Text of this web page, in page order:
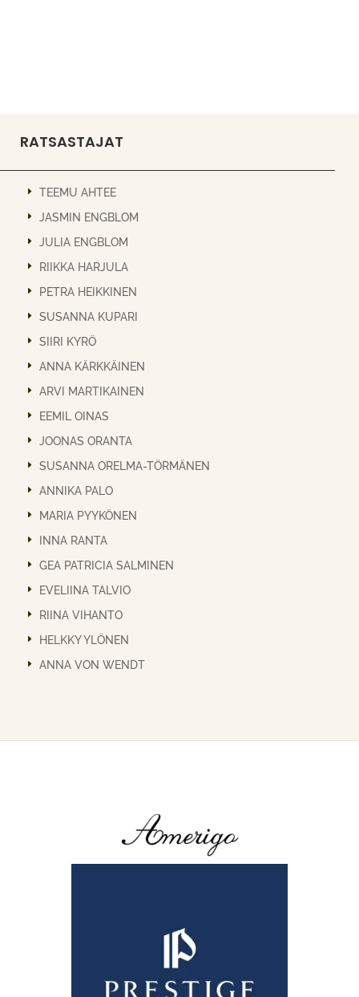
RATSASTAJAT
TEEMU AHTEE
JASMIN ENGBLOM
JULIA ENGBLOM
RIIKKA HARJULA
PETRA HEIKKINEN
SUSANNA KUPARI
SIIRI KYRÖ
ANNA KÄRKKÄINEN
ARVI MARTIKAINEN
EEMIL OINAS
JOONAS ORANTA
SUSANNA ORELMA-TÖRMÄNEN
ANNIKA PALO
MARIA PYYKÖNEN
INNA RANTA
GEA PATRICIA SALMINEN
EVELIINA TALVIO
RIINA VIHANTO
HELKKY YLÖNEN
ANNA VON WENDT